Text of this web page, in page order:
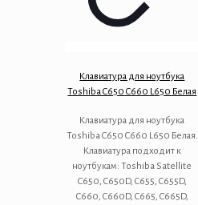
Клавиатура для ноутбука
Toshiba C650 C660 L650 Белая
Клавиатура для ноутбука
Toshiba C650 C660 L650 Белая.
Клавиатура подходит к
ноутбукам: Toshiba Satellite
C650, C650D, C655, C655D,
C660, C660D, C665, C665D,